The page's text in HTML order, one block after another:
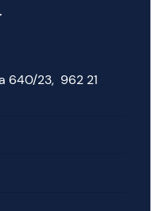
640/23, 962 21